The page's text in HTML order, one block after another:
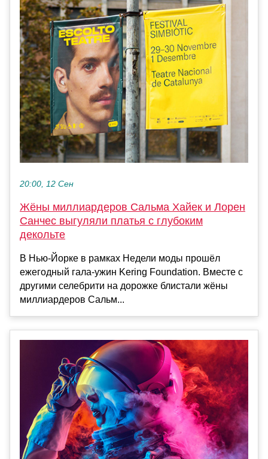
20:00, 12 Сен
Жёны миллиардеров Сальма Хайек и Лорен
Санчес выгуляли платья с глубоким
декольте
В Нью-Йорке в рамках Недели моды прошёл
ежегодный гала-ужин Kering Foundation. Вместе с
другими селебрити на дорожке блистали жёны
миллиардеров Сальм...